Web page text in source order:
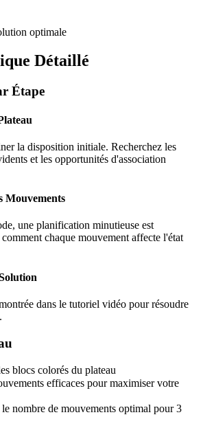
optimale
Détaillé
Étape
la disposition initiale. Recherchez les
et les opportunités d'association
Mouvements
, une planification minutieuse est
chaque mouvement affecte l'état
dans le tutoriel vidéo pour résoudre
blocs colorés du plateau
efficaces pour maximiser votre
nombre de mouvements optimal pour 3